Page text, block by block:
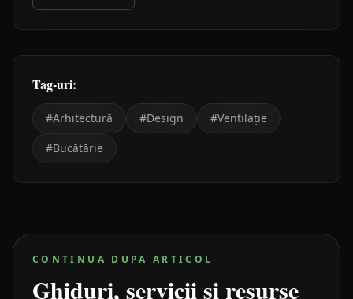
Tag-uri:
#Arhitectură #Design #Ventilație
#Bucătărie
CONTINUA DUPA ARTICOL
Ghiduri, servicii si resurse